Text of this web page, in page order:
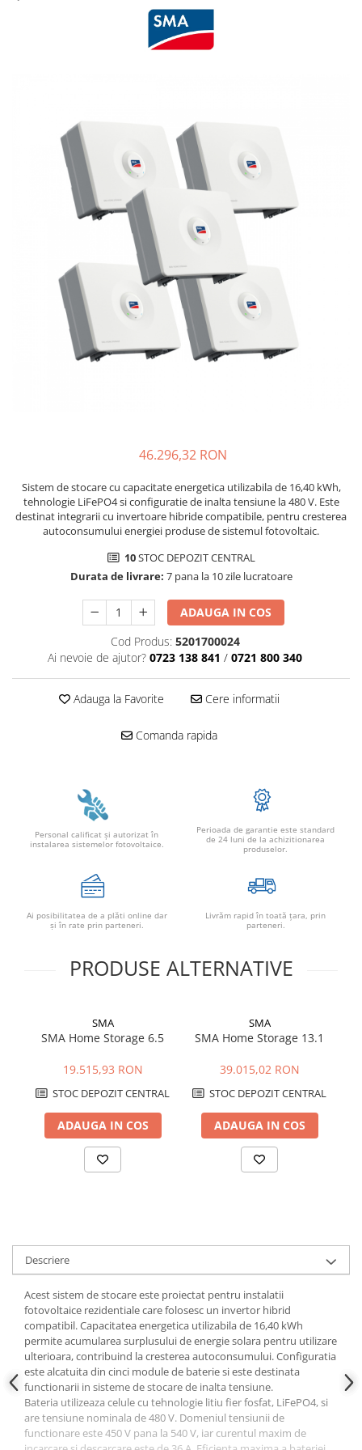
Cabluri semnalizare si control
Cabluri alarma
Cabluri boxe
Cabluri semnalizare incendiu
Cabluri semnalizare si control
46.296,32 RON
Sistem de stocare cu capacitate energetica utilizabila de 16,40 kWh,
tehnologie LiFePO4 si configuratie de inalta tensiune la 480 V. Este
destinat integrarii cu invertoare hibride compatibile, pentru cresterea
autoconsumului energiei produse de sistemul fotovoltaic.
10STOC DEPOZIT CENTRAL
Durata de livrare: 7 pana la 10 zile lucratoare
ADAUGA IN COS
Cod Produs: 5201700024
Ai nevoie de ajutor? 0723 138 841 / 0721 800 340
Adauga la Favorite Cere informatii
Comanda rapida
Personal calificat şi autorizat în
instalarea sistemelor fotovoltaice.
Perioada de garantie este standard
de 24 luni de la achizitionarea
produselor.
Ai posibilitatea de a plăti online dar
şi în rate prin parteneri.
Livrăm rapid în toată țara, prin
parteneri.
PRODUSE ALTERNATIVE
SMA
SMA Home Storage 6.5
19.515,93 RON
STOC DEPOZIT CENTRAL
ADAUGA IN COS
SMA
SMA Home Storage 13.1
39.015,02 RON
STOC DEPOZIT CENTRAL
ADAUGA IN COS
Descriere
Acest sistem de stocare este proiectat pentru instalatii
fotovoltaice rezidentiale care folosesc un invertor hibrid
compatibil. Capacitatea energetica utilizabila de 16,40 kWh
permite acumularea surplusului de energie solara pentru utilizare
ulterioara, contribuind la cresterea autoconsumului. Configuratia
este alcatuita din cinci module de baterie si este destinata
functionarii in sisteme de stocare de inalta tensiune.
Bateria utilizeaza celule cu tehnologie litiu fier fosfat, LiFePO4, si
are tensiune nominala de 480 V. Domeniul tensiunii de
functionare este 450 V pana la 540 V, iar curentul maxim de